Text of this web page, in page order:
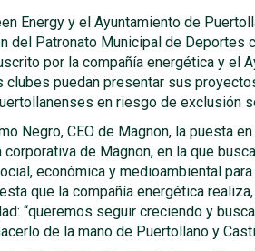
Energy y el Ayuntamiento de
del Patronato Municipal de Deportes
por la compañía energética y el
clubes puedan presentar sus
en riesgo de exclusión
Negro, CEO de Magnon, la puesta
corporativa de Magnon, en la que
económica y medioambiental
que la compañía energética
“queremos seguir creciendo y
de la mano de Puertollano y